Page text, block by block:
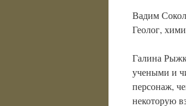
Вадим
Геолог,
Галина
учеными и
персонаж,
некоторую